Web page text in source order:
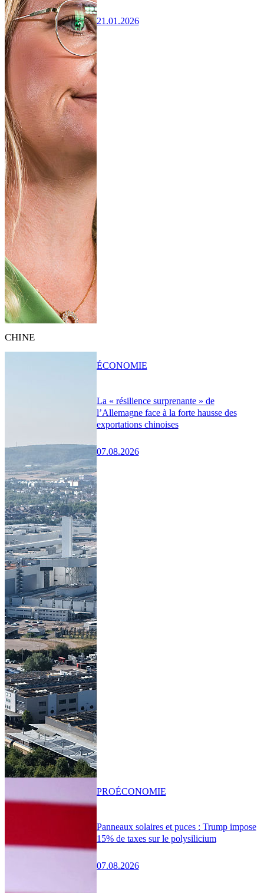
21.01.2026
CHINE
La « résilience surprenante » de
l’Allemagne face à la forte hausse des
exportations chinoises
07.08.2026
ÉCONOMIE
Panneaux solaires et puces : Trump impose
15% de taxes sur le polysilicium
07.08.2026
PROÉCONOMIE